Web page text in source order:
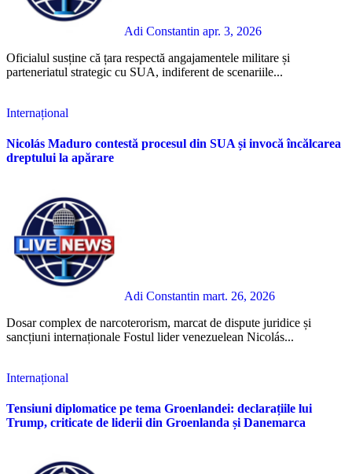
Adi Constantin apr. 3, 2026
Oficialul susține că țara respectă angajamentele militare și
parteneriatul strategic cu SUA, indiferent de scenariile...
Internațional
Nicolás Maduro contestă procesul din SUA și invocă încălcarea
dreptului la apărare
Adi Constantin mart. 26, 2026
Dosar complex de narcoterorism, marcat de dispute juridice și
sancțiuni internaționale Fostul lider venezuelean Nicolás...
Internațional
Tensiuni diplomatice pe tema Groenlandei: declarațiile lui
Trump, criticate de liderii din Groenlanda și Danemarca